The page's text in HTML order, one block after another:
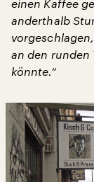
einen Kaffee
anderthalb
an den runden
könnte.“